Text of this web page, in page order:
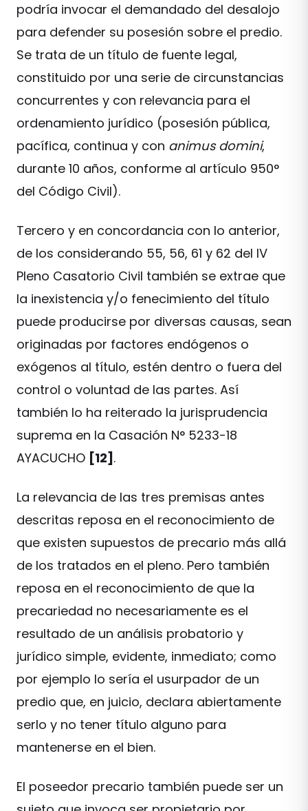
podría invocar el demandado del desalojo
para defender su posesión sobre el predio.
Se trata de un título de fuente legal,
constituido por una serie de circunstancias
concurrentes y con relevancia para el
ordenamiento jurídico (posesión pública,
pacífica, continua y con animus domini,
durante 10 años, conforme al artículo 950°
del Código Civil).
Tercero y en concordancia con lo anterior,
de los considerando 55, 56, 61 y 62 del IV
Pleno Casatorio Civil también se extrae que
la inexistencia y/o fenecimiento del título
puede producirse por diversas causas, sean
originadas por factores endógenos o
exógenos al título, estén dentro o fuera del
control o voluntad de las partes. Así
también lo ha reiterado la jurisprudencia
suprema en la Casación N° 5233-18
AYACUCHO [12] .
La relevancia de las tres premisas antes
descritas reposa en el reconocimiento de
que existen supuestos de precario más allá
de los tratados en el pleno. Pero también
reposa en el reconocimiento de que la
precariedad no necesariamente es el
resultado de un análisis probatorio y
jurídico simple, evidente, inmediato; como
por ejemplo lo sería el usurpador de un
predio que, en juicio, declara abiertamente
serlo y no tener título alguno para
mantenerse en el bien.
El poseedor precario también puede ser un